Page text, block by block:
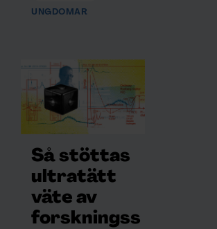
UNGDOMAR
Så stöttas
ultratätt
väte av
forskningss